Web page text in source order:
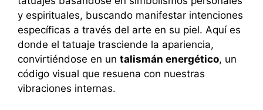
y espirituales, buscando manifestar intenciones
específicas a través del arte en su piel. Aquí es
donde el tatuaje trasciende la apariencia,
convirtiéndose en un talismán energético, un
código visual que resuena con nuestras
vibraciones internas.